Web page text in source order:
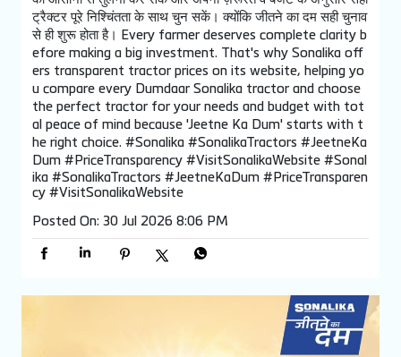
हर किसान बड़े निवेश से पहले पूरी जानकारी और पारदर्शिता का हकदार
है। इसलिए सोनालीका अपनी वेबसाइट पर ट्रैक्टर की कीमतें पूरी पारद
र्शिता के साथ उपलब्ध कराता है, ताकि आप हर दमदार सोनालीका ट्रैक्टर
ट्रैक्टर पूरे निश्चिंतता के साथ चुन सकें। क्योंकि जीतने का दम सही चुनाव
से ही शुरू होता है। Every farmer deserves complete clarity b
efore making a big investment. That's why Sonalika off
u compare every Dumdaar Sonalika tractor and choose
the perfect tractor for your needs and budget with tot
al peace of mind because 'Jeetne Ka Dum' starts with t
he right choice. #Sonalika #SonalikaTractors #JeetneKa